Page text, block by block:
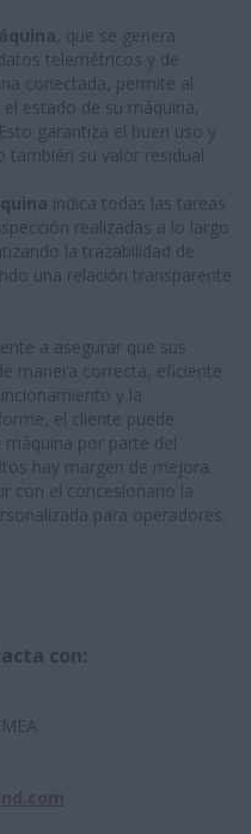
, que se genera
telemétricos y de
conectada, permite al
estado de su máquina,
garantiza el buen uso y
su valor residual.
indica todas las tareas
realizadas a lo largo
la trazabilidad de
una relación transparente
a asegurar que sus
manera correcta, eficiente
y la
el cliente puede
por parte del
hay margen de mejora.
con el concesionario la
para operadores.
con: